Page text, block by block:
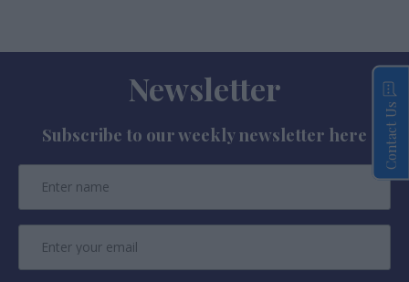
Newsletter
Subscribe to our weekly newsletter here Contact Us